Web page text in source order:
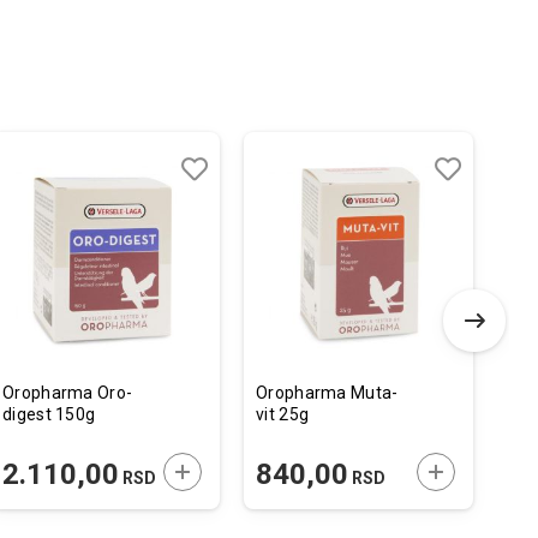
KORPU
Oropharma Oro-
digest 150g
2.110,00 RSD DODAJTE U KORPU
Oropharma Muta-
vit 25g
840,00 RSD DODAJTE U